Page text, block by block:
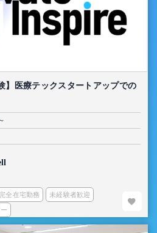
】医療テックスタートアップでの
全在宅勤務 未経験者歓迎